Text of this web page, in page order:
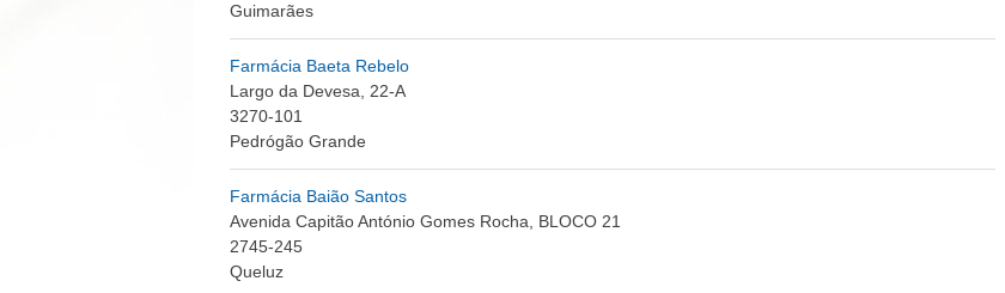
Guimarães
Farmácia Baeta Rebelo
Largo da Devesa, 22-A
3270-101
Pedrógão Grande
Farmácia Baião Santos
Avenida Capitão António Gomes Rocha, BLOCO 21
2745-245
Queluz